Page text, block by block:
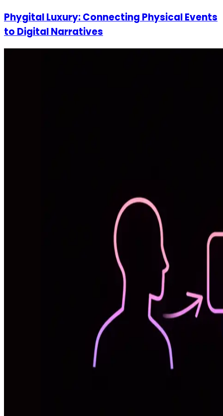
Phygital Luxury: Connecting Physical Events
to Digital Narratives